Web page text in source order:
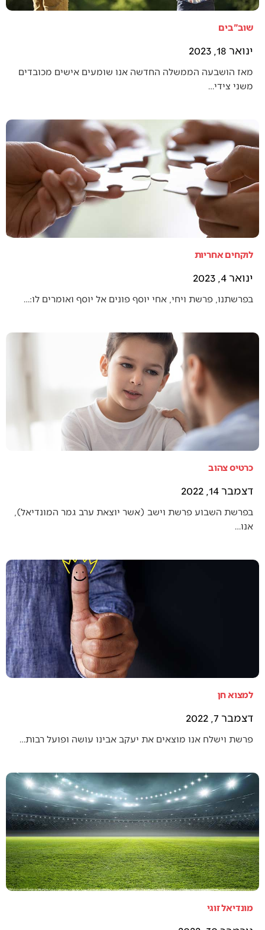
שוב"בים
ינואר 18, 2023
מאז הושבעה הממשלה החדשה אנו שומעים אישים מכובדים
משני צידי…
לוקחים אחריות
ינואר 4, 2023
בפרשתנו, פרשת ויחי, אחי יוסף פונים אל יוסף ואומרים לו:…
כרטיס צהוב
דצמבר 14, 2022
בפרשת השבוע פרשת וישב (אשר יוצאת ערב גמר המונדיאל),
אנו…
למצוא חן
דצמבר 7, 2022
פרשת וישלח אנו מוצאים את יעקב אבינו עושה ופועל רבות…
מונדיאל זוגי